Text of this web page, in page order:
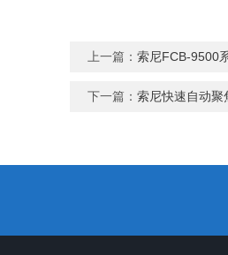
上一篇：索尼FCB-9500
下一篇：索尼快速自动